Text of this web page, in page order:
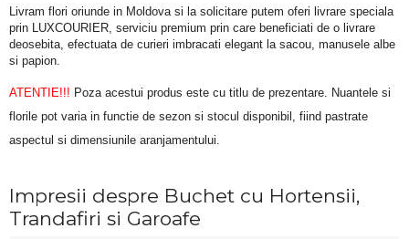
Livram flori oriunde in Moldova si la solicitare putem oferi livrare speciala
prin LUXCOURIER, serviciu premium prin care beneficiati de o livrare
deosebita, efectuata de curieri imbracati elegant la sacou, manusele albe
si papion.
ATENTIE!!! Poza acestui produs este cu titlu de prezentare. Nuantele si
florile pot varia in functie de sezon si stocul disponibil, fiind pastrate
aspectul si dimensiunile aranjamentului.
Impresii despre Buchet cu Hortensii,
Trandafiri si Garoafe